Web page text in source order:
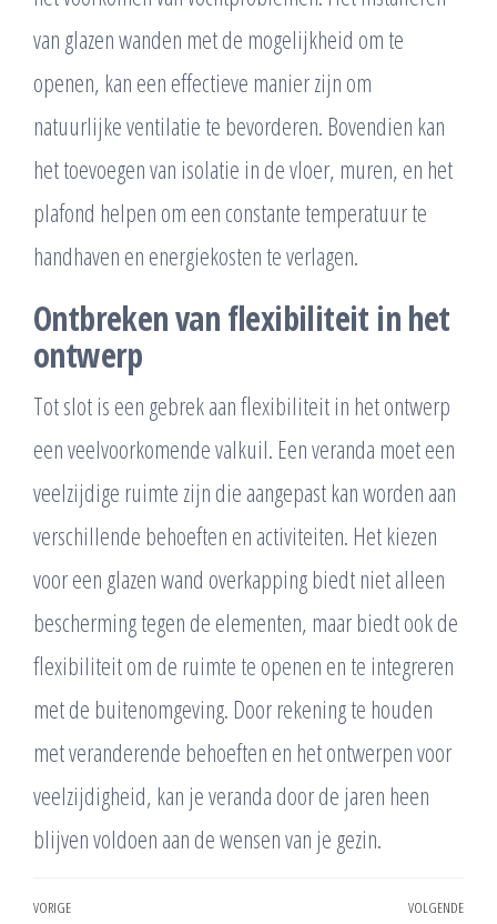
van glazen wanden met de mogelijkheid om te
openen, kan een effectieve manier zijn om
natuurlijke ventilatie te bevorderen. Bovendien kan
het toevoegen van isolatie in de vloer, muren, en het
plafond helpen om een constante temperatuur te
handhaven en energiekosten te verlagen.
Ontbreken van flexibiliteit in het
ontwerp
Tot slot is een gebrek aan flexibiliteit in het ontwerp
een veelvoorkomende valkuil. Een veranda moet een
veelzijdige ruimte zijn die aangepast kan worden aan
verschillende behoeften en activiteiten. Het kiezen
voor een glazen wand overkapping biedt niet alleen
bescherming tegen de elementen, maar biedt ook de
flexibiliteit om de ruimte te openen en te integreren
met de buitenomgeving. Door rekening te houden
met veranderende behoeften en het ontwerpen voor
veelzijdigheid, kan je veranda door de jaren heen
blijven voldoen aan de wensen van je gezin.
VORIGE VOLGENDE